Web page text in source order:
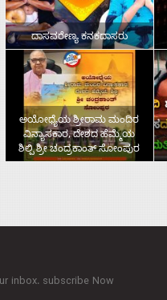
ದಾಸವರೇಣ್ಯ ಕನಕದಾಸರು
ಅಯೋಧ್ಯೆಯ ಶ್ರೀರಾಮ ಮಂದಿರ
ವಿನ್ಯಾಸಕಾರ, ದೇಶದ ಹೆಮ್ಮೆಯ
ಶಿಲ್ಪಿ ಶ್ರೀ ಚಂದ್ರಕಾಂತ್‌ ಸೋಂಪುರ
inbox. subscribe Now